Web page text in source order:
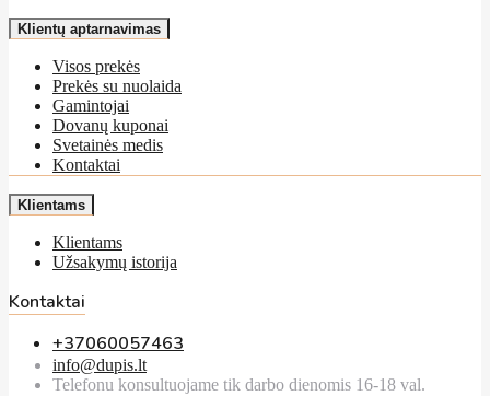
Klientų aptarnavimas
Visos prekės
Prekės su nuolaida
Gamintojai
Dovanų kuponai
Svetainės medis
Kontaktai
Klientams
Klientams
Užsakymų istorija
Kontaktai
+37060057463
info@dupis.lt
Telefonu konsultuojame tik darbo dienomis 16-18 val.